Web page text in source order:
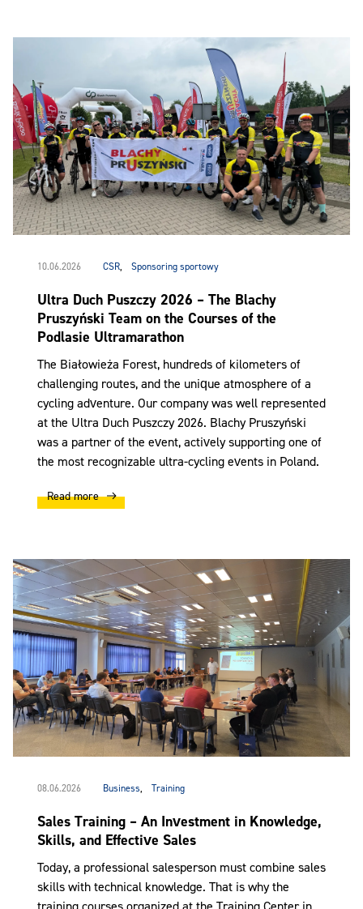
10.06.2026 CSR, Sponsoring sportowy
Ultra Duch Puszczy 2026 – The Blachy
Pruszyński Team on the Courses of the
Podlasie Ultramarathon
The Białowieża Forest, hundreds of kilometers of
challenging routes, and the unique atmosphere of a
cycling adventure. Our company was well represented
at the Ultra Duch Puszczy 2026. Blachy Pruszyński
was a partner of the event, actively supporting one of
the most recognizable ultra-cycling events in Poland.
Read more
08.06.2026 Business, Training
Sales Training – An Investment in Knowledge,
Skills, and Effective Sales
Today, a professional salesperson must combine sales
skills with technical knowledge. That is why the